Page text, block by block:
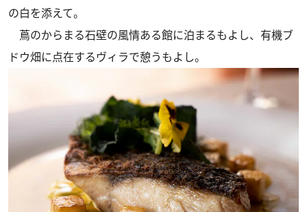
の白を添えて。
蔦のからまる石壁の風情ある館に泊まるもよし、有機ブ
ドウ畑に点在するヴィラで憩うもよし。